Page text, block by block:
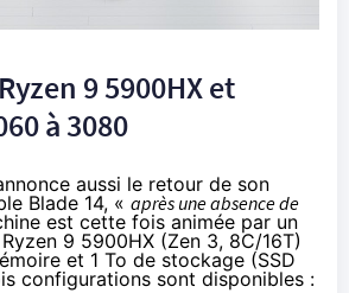
9 5900HX et
à 3080
aussi le retour de son
Blade 14, « après une absence de
est cette fois animée par un
9 5900HX (Zen 3, 8C/16T)
et 1 To de stockage (SSD
configurations sont disponibles :